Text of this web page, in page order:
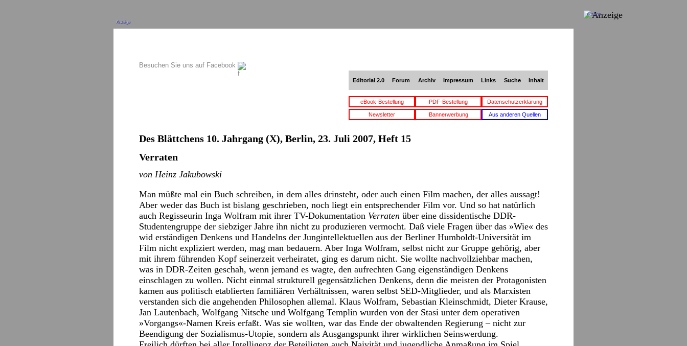
Anzeige
Besuchen Sie uns auf Facebook
Editorial 2.0 Forum Archiv Impressum Links Suche Inhalt
eBook-Bestellung PDF-Bestellung Datenschutzerklärung
Newsletter Bannerwerbung Aus anderen Quellen
Des Blättchens 10. Jahrgang (X), Berlin, 23. Juli 2007, Heft 15
Verraten
von Heinz Jakubowski
Man müßte mal ein Buch schreiben, in dem alles drinsteht, oder auch einen Film machen, der alles aussagt!
Aber weder das Buch ist bislang geschrieben, noch liegt ein entsprechender Film vor. Und so hat natürlich
auch Regisseurin Inga Wolfram mit ihrer TV-Dokumentation Verraten über eine dissidentische DDR-
Studentengruppe der siebziger Jahre ihn nicht zu produzieren vermocht. Daß viele Fragen über das »Wie« des
wid erständigen Denkens und Handelns der Jungintellektuellen aus der Berliner Humboldt-Universität im
Film nicht expliziert werden, mag man bedauern. Aber Inga Wolfram, selbst nicht zur Gruppe gehörig, aber
mit ihrem führenden Kopf seinerzeit verheiratet, ging es darum nicht. Sie wollte nachvollziehbar machen,
was in DDR-Zeiten geschah, wenn jemand es wagte, den aufrechten Gang eigenständigen Denkens
einschlagen zu wollen. Nicht einmal strukturell gegensätzlichen Denkens, denn die meisten der Protagonisten
kamen aus politisch etablierten familiären Verhältnissen, waren selbst SED-Mitglieder, und als Marxisten
verstanden sich die angehenden Philosophen allemal. Klaus Wolfram, Sebastian Kleinschmidt, Dieter Krause,
Jan Lautenbach, Wolfgang Nitsche und Wolfgang Templin wurden von der Stasi unter dem operativen
»Vorgangs«-Namen Kreis erfaßt. Was sie wollten, war das Ende der obwaltenden Regierung – nicht zur
Beendigung der Sozialismus-Utopie, sondern als Ausgangspunkt ihrer wirklichen Seinswerdung.
Anzeige